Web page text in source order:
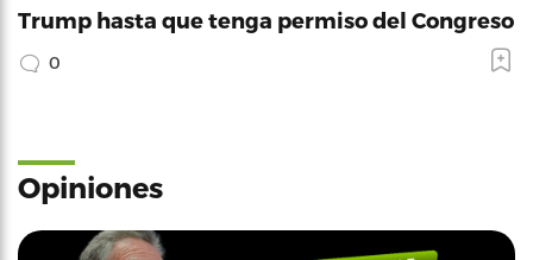
Trump hasta que tenga permiso del Congreso
0
Opiniones